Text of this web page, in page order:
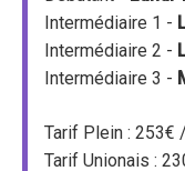
Intermédiaire 1 -
Intermédiaire 2 -
Intermédiaire 3 -
Tarif Plein : 253€
Tarif Unionais :